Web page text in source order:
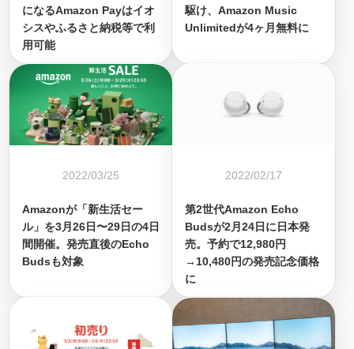
になるAmazon Payはイオ
シスやふるさと納税等で利
用可能
駆け、Amazon Music
Unlimitedが4ヶ月無料に
2022/03/25
Amazonが「新生活セー
ル」を3月26日〜29日の4日
間開催。発売直後のEcho
Budsも対象
2022/02/17
第2世代Amazon Echo
Budsが2月24日に日本発
売。予約で12,980円
→10,480円の発売記念価格
に